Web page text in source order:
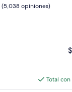
(5,038 opiniones)
Total